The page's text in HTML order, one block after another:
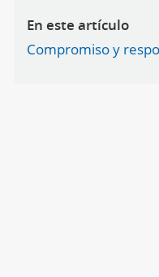
En este artículo
Compromiso y